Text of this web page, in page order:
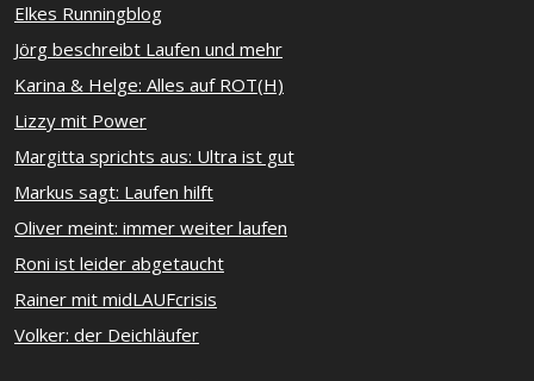
Elkes Runningblog
Jörg beschreibt Laufen und mehr
Karina & Helge: Alles auf ROT(H)
Lizzy mit Power
Margitta sprichts aus: Ultra ist gut
Markus sagt: Laufen hilft
Oliver meint: immer weiter laufen
Roni ist leider abgetaucht
Rainer mit midLAUFcrisis
Volker: der Deichläufer